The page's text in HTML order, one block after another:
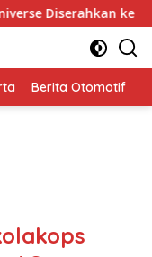
ke Polisi
Berita Otomotif